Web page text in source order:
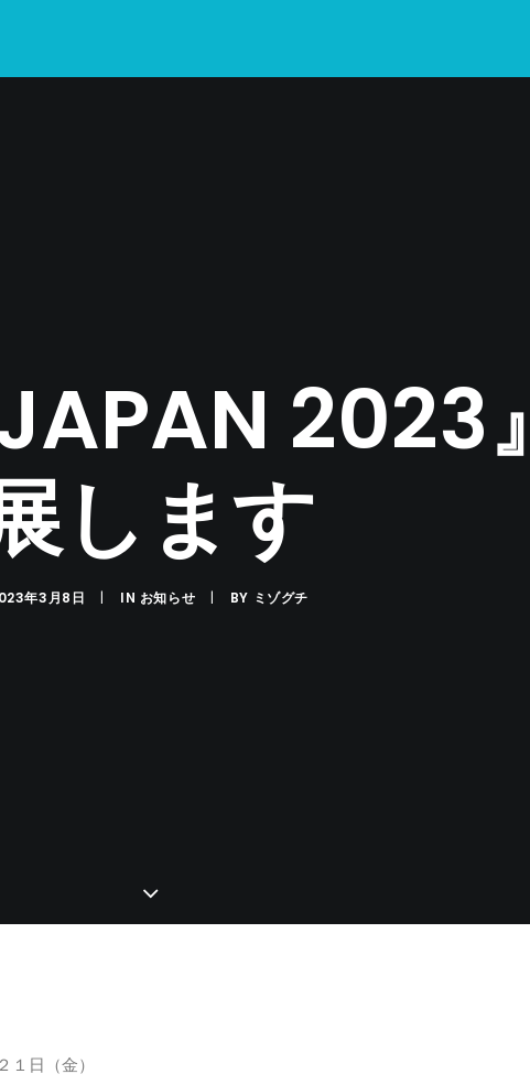
JAPAN 2023
します
年3月8日 | IN お知らせ | BY ミゾグチ
日（金）